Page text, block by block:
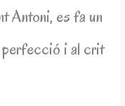
Antoni, es fa un
i al crit